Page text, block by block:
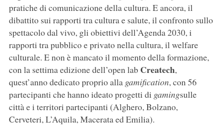
pratiche di comunicazione della cultura. E ancora, il
dibattito sui rapporti tra cultura e salute, il confronto sullo
spettacolo dal vivo, gli obiettivi dell’Agenda 2030, i
rapporti tra pubblico e privato nella cultura, il welfare
culturale. E non è mancato il momento della formazione,
con la settima edizione dell’open lab Createch,
quest’anno dedicato proprio alla gamification, con 56
partecipanti che hanno ideato progetti di gamingsulle
città e i territori partecipanti (Alghero, Bolzano,
Cerveteri, L’Aquila, Macerata ed Emilia).